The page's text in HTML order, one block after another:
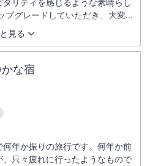
見る
リティを感じるような素晴らし
プグレードしていただき、大変あ
お部屋で２人で感動しきりでし
たくさん頂いてしまいました！
お世話になりたいと思います。
。な宿
年か振りの旅行です。何年か前
只々疲れに行ったようなもので